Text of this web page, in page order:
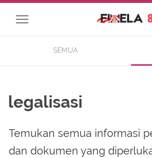
SEMUA
legalisasi
Temukan semua informasi
dan dokumen yang